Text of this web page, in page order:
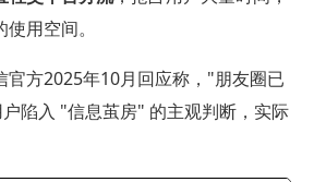
用空间。
官方2025年10月回应称，"朋友圈已
陷入 "信息茧房" 的主观判断，实际